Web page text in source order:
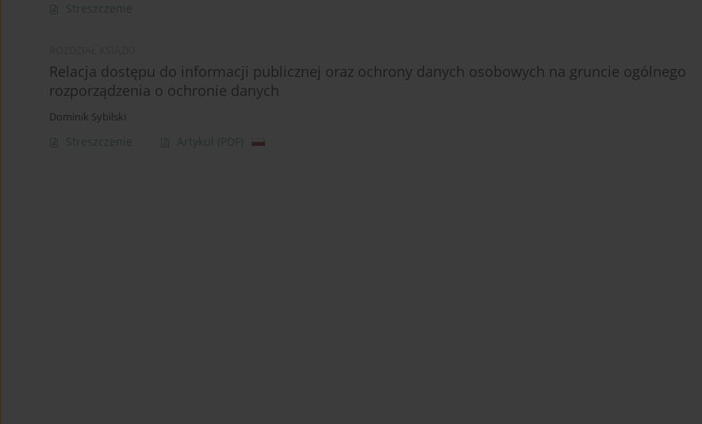
Streszczenie
Relacja dostępu do informacji publicznej oraz ochrony danych osobowych na gruncie ogólnego
rozporządzenia o ochronie danych
Dominik Sybilski
Streszczenie Artykuł (PDF)